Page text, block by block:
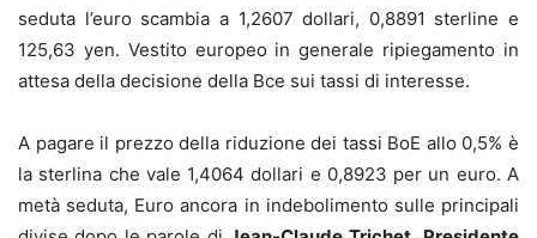
seduta l’euro scambia a 1,2607 dollari, 0,8891 sterline e
125,63 yen. Vestito europeo in generale ripiegamento in
attesa della decisione della Bce sui tassi di interesse.
A pagare il prezzo della riduzione dei tassi BoE allo 0,5% è
la sterlina che vale 1,4064 dollari e 0,8923 per un euro. A
metà seduta, Euro ancora in indebolimento sulle principali